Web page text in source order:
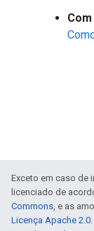
Exceto em caso de
licenciado de
Commons, e as
Licença Apache 2.0